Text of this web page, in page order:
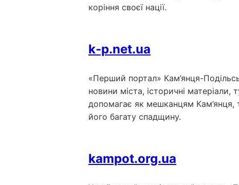
коріння своєї нації.
k-p.net.ua
«Перший портал» Кам’янця-
новини міста, історичні
допомагає як мешканцям Кам’янця,
його багату спадщину.
kampot.org.ua